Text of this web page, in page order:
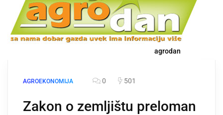
agrodan
AGROEKONOMIJA 0 501
Zakon o zemljištu preloman